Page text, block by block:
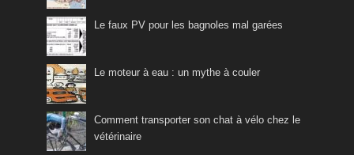
Le faux PV pour les bagnoles mal garées
Le moteur à eau : un mythe à couler
Comment transporter son chat à vélo chez le
vétérinaire